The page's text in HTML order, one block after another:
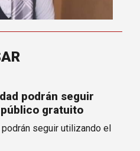
podrán seguir
gratuito